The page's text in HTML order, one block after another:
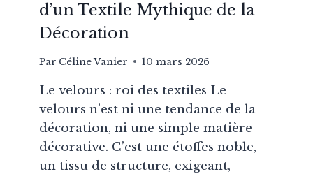
d’un Textile Mythique de la
Décoration
Par Céline Vanier 10 mars 2026
Le velours : roi des textiles Le
velours n’est ni une tendance de la
décoration, ni une simple matière
décorative. C’est une étoffes noble,
un tissu de structure, exigeant,